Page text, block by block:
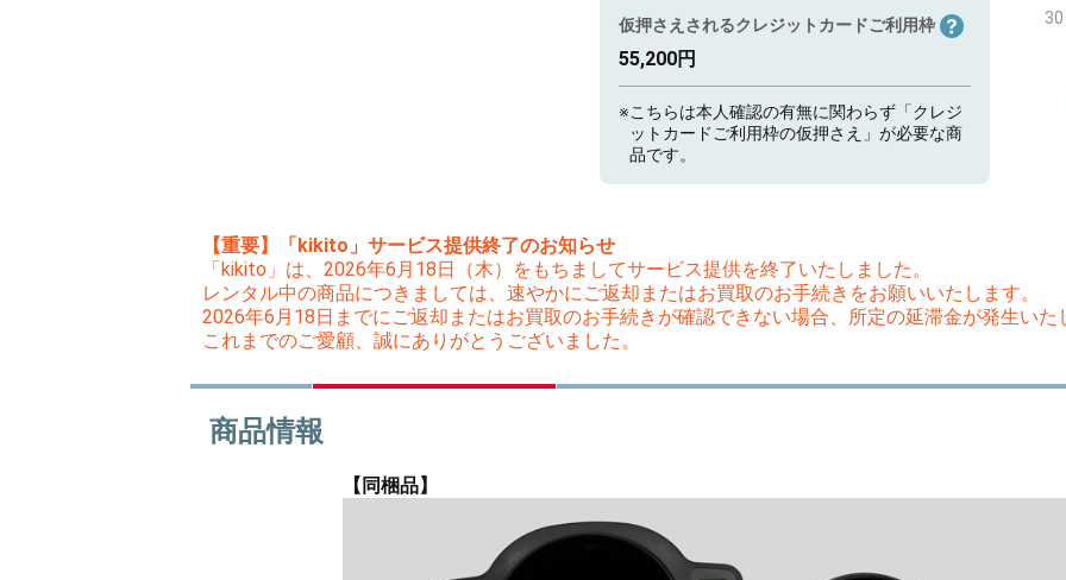
仮押さえされるクレジットカードご利用枠
55,200円
※こちらは本人確認の有無に関わらず「クレジ
ットカードご利用枠の仮押さえ」が必要な商
品です。
30
【重要】「kikito」サービス提供終了のお知らせ
「kikito」は、2026年6月18日（木）をもちましてサービス提供を終了いたしました。
レンタル中の商品につきましては、速やかにご返却またはお買取のお手続きをお願いいたします。
2026年6月18日までにご返却またはお買取のお手続きが確認できない場合、所定の延滞金が発生いた
これまでのご愛顧、誠にありがとうございました。
商品情報
【同梱品】